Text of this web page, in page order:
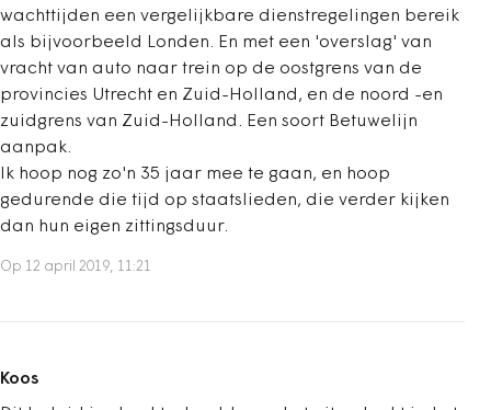
wachttijden een vergelijkbare dienstregelingen bereik
als bijvoorbeeld Londen. En met een 'overslag' van
vracht van auto naar trein op de oostgrens van de
provincies Utrecht en Zuid-Holland, en de noord -en
zuidgrens van Zuid-Holland. Een soort Betuwelijn
aanpak.
Ik hoop nog zo'n 35 jaar mee te gaan, en hoop
gedurende die tijd op staatslieden, die verder kijken
dan hun eigen zittingsduur.
Op 12 april 2019, 11:21
Koos